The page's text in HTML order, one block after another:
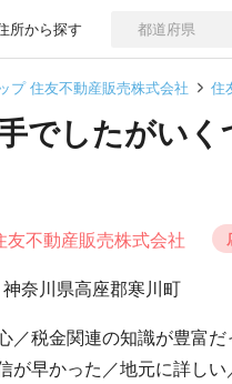
所から探す
プ 住友不動産販売株式会社 住
でしたがい
不動産販売株式会社
神奈川県高座郡寒川町
／税金関連の知識が豊富
が早かった／地元に詳し